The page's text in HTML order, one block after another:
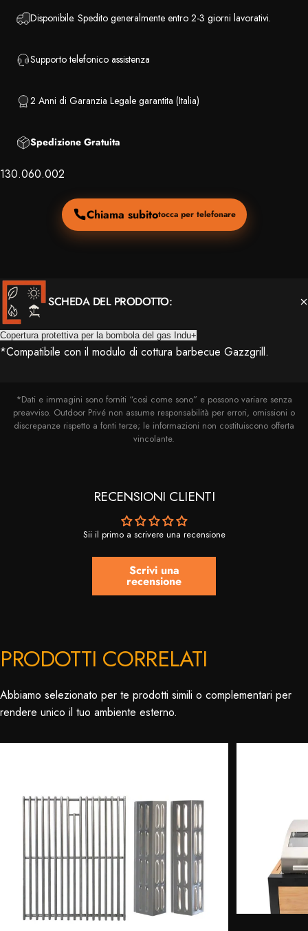
Disponibile. Spedito generalmente entro 2-3 giorni lavorativi.
Supporto telefonico assistenza
2 Anni di Garanzia Legale garantita (Italia)
Spedizione Gratuita
130.060.002
Chiama subitotocca per telefonare
SCHEDA DEL PRODOTTO:
Copertura protettiva per la bombola del gas Indu+
*Compatibile con il modulo di cottura barbecue Gazzgrill.
*Dati e immagini sono forniti “così come sono” e possono variare senza
preavviso. Outdoor Privé non assume responsabilità per errori, omissioni o
discrepanze rispetto a fonti terze; le informazioni non costituiscono offerta
vincolante.
RECENSIONI CLIENTI
Sii il primo a scrivere una recensione
Scrivi una
recensione
PRODOTTI CORRELATI
Abbiamo selezionato per te prodotti simili o complementari per
rendere unico il tuo ambiente esterno.